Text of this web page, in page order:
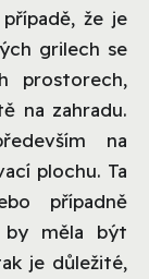
že je
grilech se
prostorech,
na zahradu.
na
plochu. Ta
případně
by měla být
je důležité,